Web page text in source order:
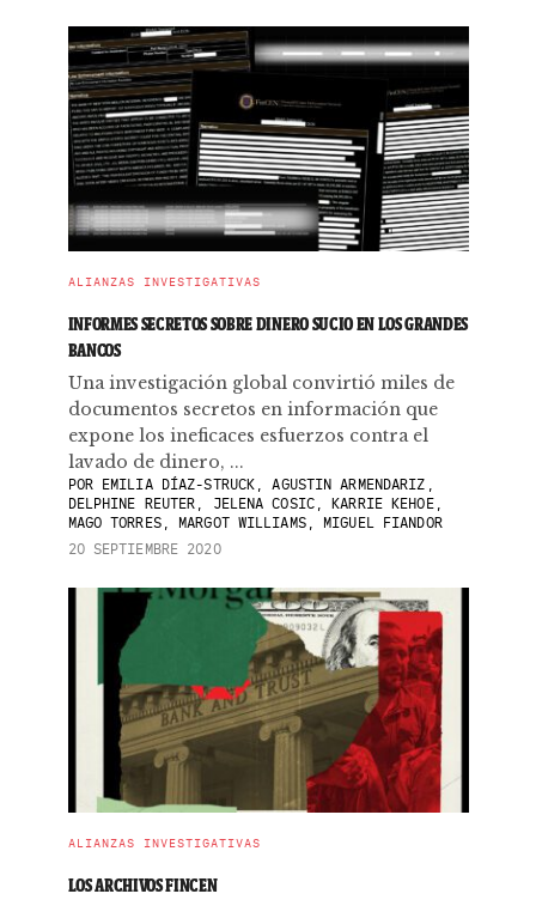
ALIANZAS INVESTIGATIVAS
INFORMES SECRETOS SOBRE DINERO SUCIO EN LOS GRANDES
BANCOS
Una investigación global convirtió miles de
documentos secretos en información que
expone los ineficaces esfuerzos contra el
lavado de dinero, ...
POREMILIA DÍAZ-STRUCK, AGUSTIN ARMENDARIZ,
DELPHINE REUTER, JELENA COSIC, KARRIE KEHOE,
MAGO TORRES, MARGOT WILLIAMS, MIGUEL FIANDOR
20 SEPTIEMBRE 2020
ALIANZAS INVESTIGATIVAS
LOS ARCHIVOS FINCEN